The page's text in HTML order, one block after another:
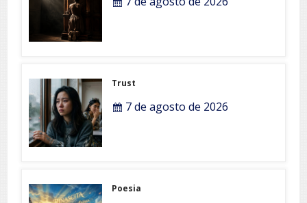
Trust
7 de agosto de 2026
Poesia